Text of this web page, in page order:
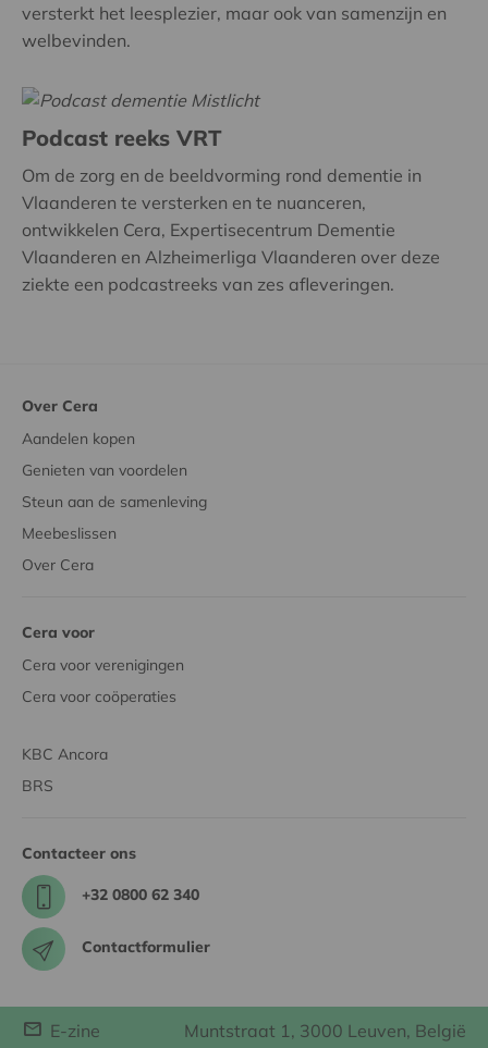
versterkt het leesplezier, maar ook van samenzijn en
welbevinden.
Podcast reeks VRT
Om de zorg en de beeldvorming rond dementie in
Vlaanderen te versterken en te nuanceren,
ontwikkelen Cera, Expertisecentrum Dementie
Vlaanderen en Alzheimerliga Vlaanderen over deze
ziekte een podcastreeks van zes afleveringen.
Over Cera
Aandelen kopen
Genieten van voordelen
Steun aan de samenleving
Meebeslissen
Over Cera
Cera voor
Cera voor verenigingen
Cera voor coöperaties
KBC Ancora
BRS
Contacteer ons
+32 0800 62 340
Contactformulier
E-zine Muntstraat 1, 3000 Leuven, België